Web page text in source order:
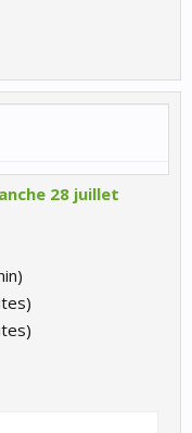
28 juillet